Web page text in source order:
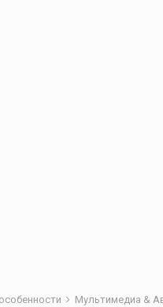
Мультимедиа &